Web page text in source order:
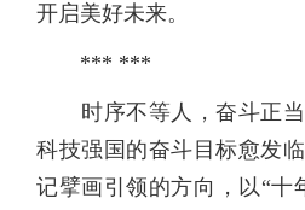
开启美好未来。
*** ***
时序不等人，奋斗正当
科技强国的奋斗目标愈发
记擘画引领的方向，以“十